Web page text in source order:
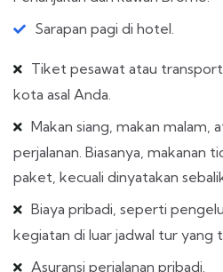
Sarapan pagi di hotel.
Tiket pesawat atau
kota asal Anda.
Makan siang, makan malam,
perjalanan. Biasanya, makanan
paket, kecuali dinyatakan
Biaya pribadi, seperti
kegiatan di luar jadwal tur yang
Asuransi perjalanan pribadi.